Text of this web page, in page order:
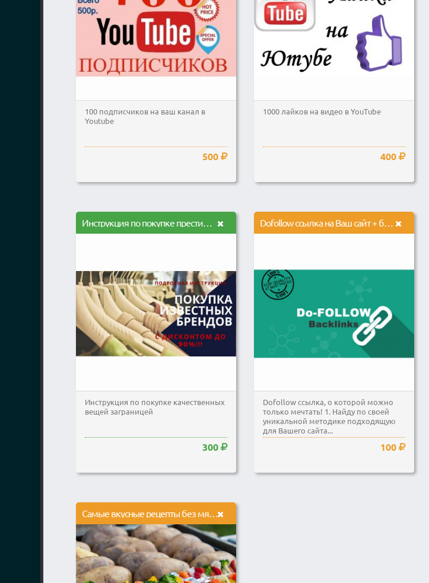
100 подписчиков на ваш канал в
Youtube
500
1000 лайков на видео в YouTube
400
Инструкция по покупке престижных брендов со скидкой до 90%
Инструкция по покупке качественных
вещей заграницей
300
Dofollow ссылка на Ваш сайт + бонус
Dofollow ссылка, о которой можно
только мечтать! 1. Найду по своей
уникальной методике подходящую
для Вашего сайта...
100
Самые вкусные рецепты без мяса, рыбы и яиц. Подберу 30 рецептов на ваш вкус.